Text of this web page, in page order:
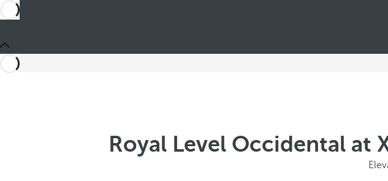
Royal Level Occidental at